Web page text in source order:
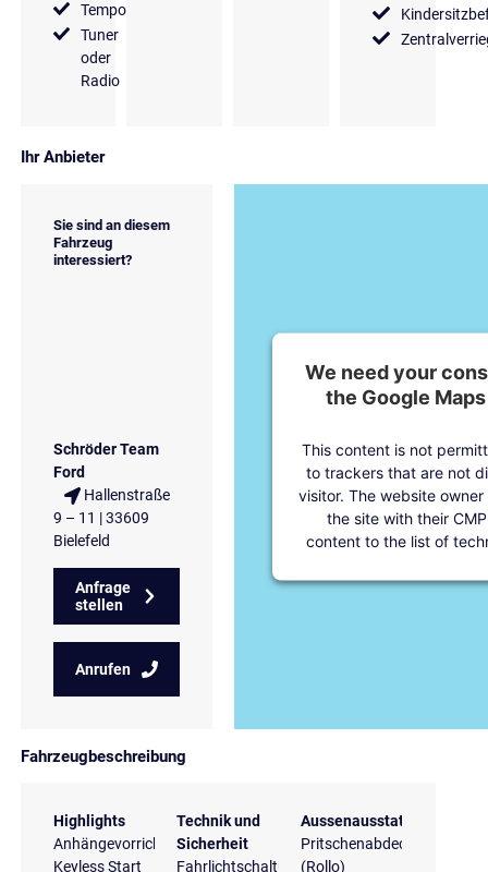
Tempomat
Tuner
oder
Radio
Ihr Anbieter
Sie sind an diesem
Fahrzeug
interessiert?
Schröder Team
Ford
Hallenstraße
9 – 11 | 33609
Bielefeld
Anfrage
stellen
Anrufen
We need your
the Google
This content is not
to trackers that are not
visitor. The website
the site with their
content to the list of
Fahrzeugbeschreibung
Highlights
Anhängevorrichtung
Keyless Start
Technik und
Sicherheit
Fahrlichtschaltung
Aussenausstattung
Pritschenabdeckung
(Rollo)